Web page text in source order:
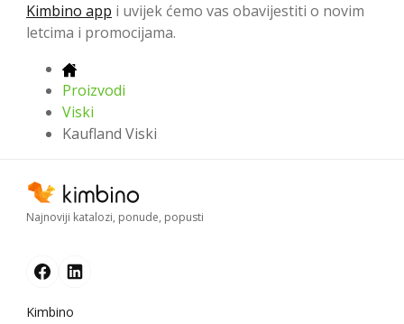
Kimbino app i uvijek ćemo vas obavijestiti o novim
letcima i promocijama.
Proizvodi
Viski
Kaufland Viski
Najnoviji katalozi, ponude, popusti
Kimbino